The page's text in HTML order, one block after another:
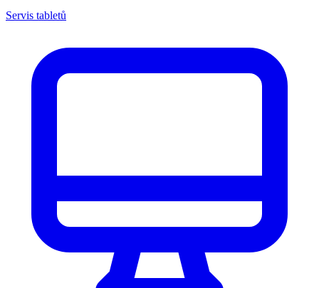
Servis tabletů